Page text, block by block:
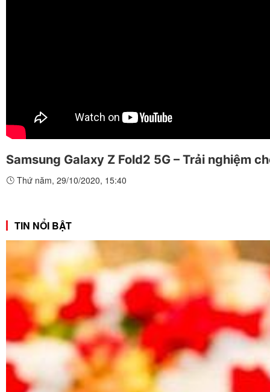
Samsung Galaxy Z Fold2 5G – Trải nghiệm
Thứ năm, 29/10/2020, 15:40
TIN NỔI BẬT